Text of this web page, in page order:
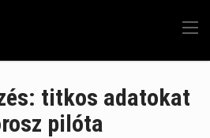
titkos adatokat
pilóta